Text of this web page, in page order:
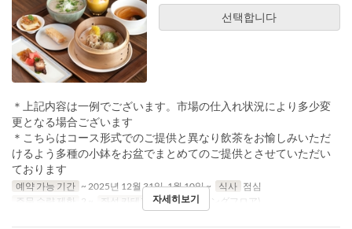
선택합니다
＊上記内容は一例でございます。市場の仕入れ状況により多少変
更となる場合ございます
＊こちらはコース形式でのご提供と異なり飲茶をお愉しみいただ
けるよう多種の小鉢をお盆でまとめてのご提供とさせていただい
ております
예약 가능 기간 ~ 2025년 12월 31일, 1월 10일 ~ 식사 점심
주문 수량 제한
2 ~ 좌석 카테고리 5階(ダイニングフロア)
자세히보기